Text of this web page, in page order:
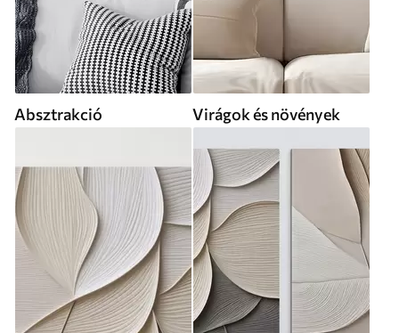
Absztrakció Virágok és növények